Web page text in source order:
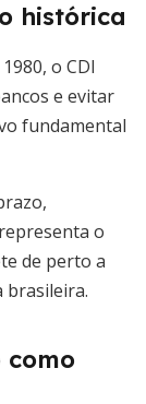
histórica
o CDI
e evitar
fundamental
o
de perto a
brasileira.
como